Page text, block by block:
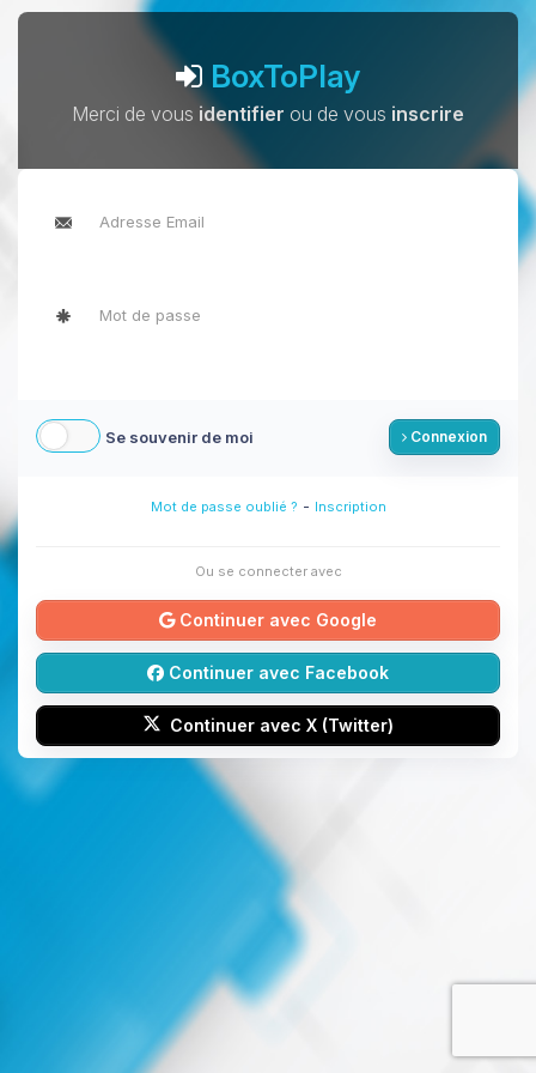
BoxToPlay
Merci de vous identifier ou de vous inscrire
Se souvenir de moi Connexion
Mot de passe oublié ? - Inscription
Ou se connecter avec
Continuer avec Google
Continuer avec Facebook
Continuer avec X (Twitter)